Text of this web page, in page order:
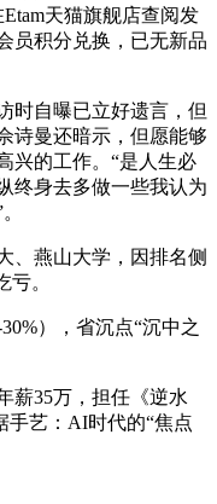
天猫旗舰店查阅发
员积分兑换，已无新品
自曝已立好遗言，但
诗曼还暗示，但愿能够
兴的工作。“是人生必
终身去多做一些我认为
燕山大学，因排名侧
。
），省沉点“沉中之
35万，担任《逆水
手艺：AI时代的“焦点